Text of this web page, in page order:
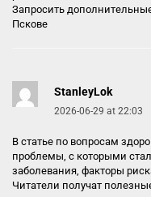
Запросить
Пскове
StanleyLok
2026-06-29 at 22:03
В статье по вопросам
проблемы, с которыми
заболевания, факторы
Читатели получат